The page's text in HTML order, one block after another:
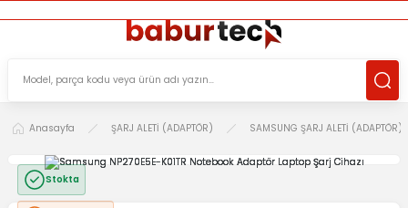
Anasayfa ŞARJ ALETİ (ADAPTÖR) SAMSUNG ŞARJ ALETİ (ADAPTÖR)
Stokta